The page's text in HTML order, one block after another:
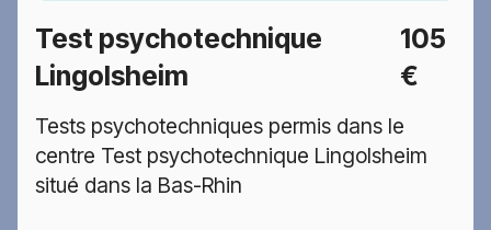
Test psychotechnique
Lingolsheim
105
€
Tests psychotechniques permis dans le
centre Test psychotechnique Lingolsheim
situé dans la Bas-Rhin